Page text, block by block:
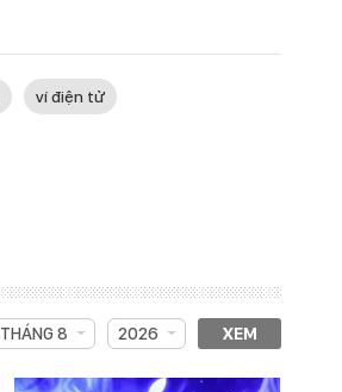
ví điện tử
THÁNG 8 2026 XEM